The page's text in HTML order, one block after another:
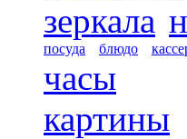
зеркала
посуда блюдо
часы
картины